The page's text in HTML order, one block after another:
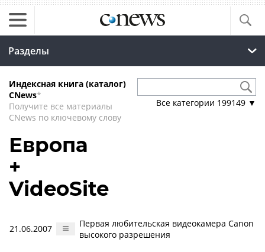
Разделы
Индексная книга (каталог)
CNews*
Получите все материалы
CNews по ключевому слову
Все категории 199149 ▼
Европа
+
VideoSite
21.06.2007
Первая любительская видеокамера Canon
высокого разрешения